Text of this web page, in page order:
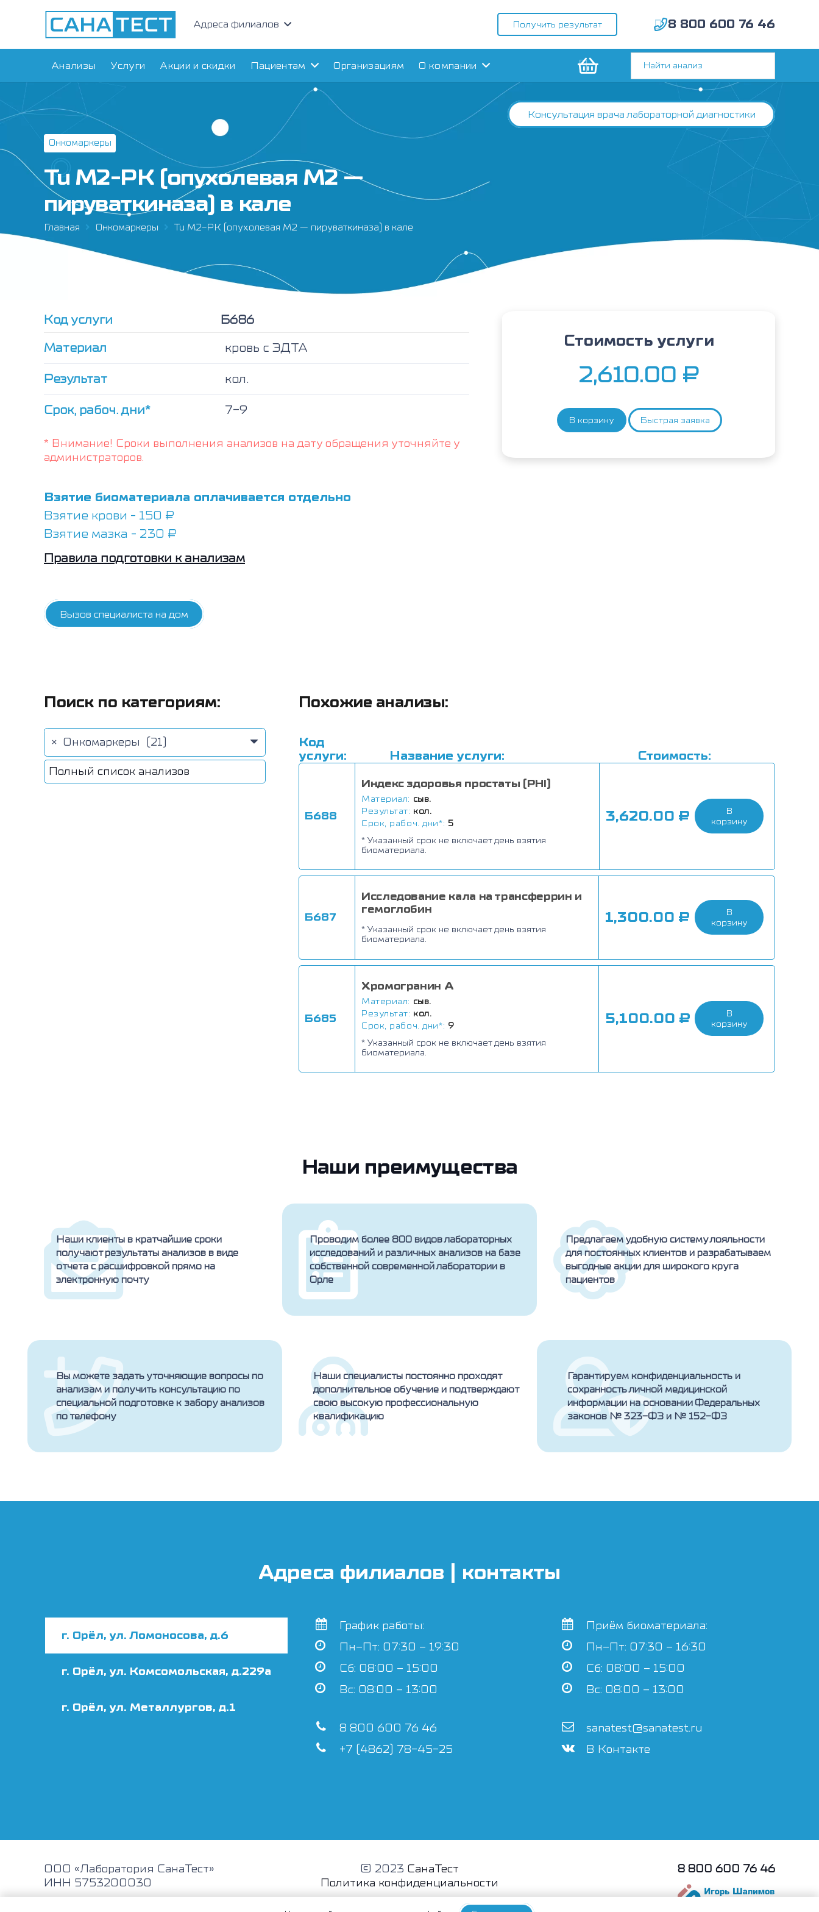
Адреса филиалов Получить результат 8 800 600 76 46
Анализы Услуги Акции и скидки Пациентам Организациям О компании
Консультация врача лабораторной диагностики
Онкомаркеры
Tu M2-РK (опухолевая М2 —
пируваткиназа) в кале
Главная Онкомаркеры Tu M2-РK (опухолевая М2 — пируваткиназа) в кале
Код услуги
Б686
Материал
кровь c ЭДТА
Результат кол.
Срок, рабоч. дни* 7-9
* Внимание! Сроки выполнения анализов на дату обращения уточняйте у
администраторов.
Взятие биоматериала оплачивается отдельно
Взятие крови - 150 ₽
Взятие мазка - 230 ₽
Правила подготовки к анализам
Вызов специалиста на дом
Стоимость услуги
2,610.00 ₽
Количество
Tu
В корзину Быстрая заявка
Поиск по категориям:
× Онкомаркеры (21)
Полный список анализов
Похожие анализы:
Код
услуги:
Название услуги: Стоимость:
Б688
Индекс здоровья простаты (PHI)
Материал: сыв.
Результат: кол.
Срок, рабоч. дни*: 5
* Указанный срок не включает день взятия
биоматериала.
3,620.00 ₽
В
корзину
Б687
Исследование кала на трансферрин и
гемоглобин
* Указанный срок не включает день взятия
биоматериала.
1,300.00 ₽
В
корзину
Б685
Хромогранин А
Материал: сыв.
Результат: кол.
Срок, рабоч. дни*: 9
* Указанный срок не включает день взятия
биоматериала.
5,100.00 ₽
В
корзину
Наши преимущества
Наши клиенты в кратчайшие сроки
получают результаты анализов в виде
отчета с расшифровкой прямо на
электронную почту
Проводим более 800 видов лабораторных
исследований и различных анализов на базе
собственной современной лаборатории в
Орле
Предлагаем удобную систему лояльности
для постоянных клиентов и разрабатываем
выгодные акции для широкого круга
пациентов
Вы можете задать уточняющие вопросы по
анализам и получить консультацию по
специальной подготовке к забору анализов
по телефону
Наши специалисты постоянно проходят
дополнительное обучение и подтверждают
свою высокую профессиональную
квалификацию
Гарантируем конфиденциальность и
сохранность личной медицинской
информации на основании Федеральных
законов № 323-ФЗ и № 152-ФЗ
Адреса филиалов | контакты
г. Орёл, ул. Ломоносова, д.6
г. Орёл, ул. Комсомольская, д.229а
г. Орёл, ул. Металлургов, д.1
График работы:
Пн–Пт: 07:30 – 19:30
Сб: 08:00 – 15:00
Вс: 08:00 – 13:00
8 800 600 76 46
+7 (4862) 78-45-25
Приём биоматериала:
Пн–Пт: 07:30 – 16:30
Сб: 08:00 – 15:00
Вс: 08:00 – 13:00
sanatest@sanatest.ru
В Контакте
ООО «Лаборатория СанаТест»
ИНН 5753200030
© 2023 СанаТест
Политика конфиденциальности
8 800 600 76 46